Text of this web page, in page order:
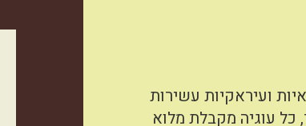
ועיראקיות עשירות
כל עוגיה מקבלת מלוא